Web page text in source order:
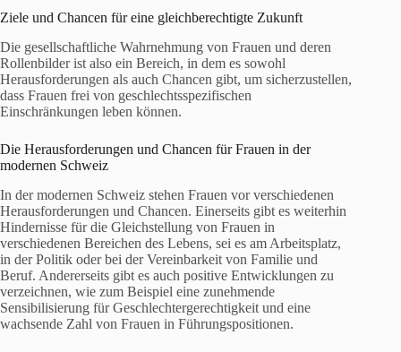
Ziele und Chancen für eine gleichberechtigte Zukunft
Die gesellschaftliche Wahrnehmung von Frauen und deren
Rollenbilder ist also ein Bereich, in dem es sowohl
Herausforderungen als auch Chancen gibt, um sicherzustellen,
dass Frauen frei von geschlechtsspezifischen
Einschränkungen leben können.
Die Herausforderungen und Chancen für Frauen in der
modernen Schweiz
In der modernen Schweiz stehen Frauen vor verschiedenen
Herausforderungen und Chancen. Einerseits gibt es weiterhin
Hindernisse für die Gleichstellung von Frauen in
verschiedenen Bereichen des Lebens, sei es am Arbeitsplatz,
in der Politik oder bei der Vereinbarkeit von Familie und
Beruf. Andererseits gibt es auch positive Entwicklungen zu
verzeichnen, wie zum Beispiel eine zunehmende
Sensibilisierung für Geschlechtergerechtigkeit und eine
wachsende Zahl von Frauen in Führungspositionen.